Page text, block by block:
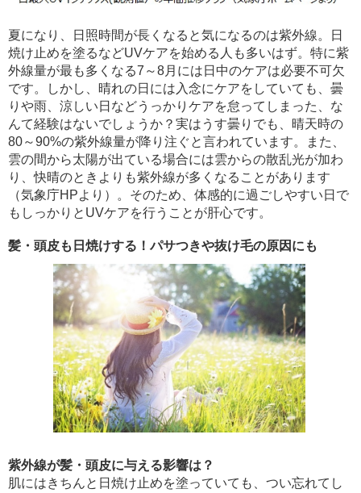
夏になり、日照時間が長くなると気になるのは紫外線。日
焼け止めを塗るなどUVケアを始める人も多いはず。特に紫
外線量が最も多くなる7～8月には日中のケアは必要不可欠
です。しかし、晴れの日には入念にケアをしていても、曇
りや雨、涼しい日などうっかりケアを怠ってしまった、な
んて経験はないでしょうか？実はうす曇りでも、晴天時の
80～90%の紫外線量が降り注ぐと言われています。また、
雲の間から太陽が出ている場合には雲からの散乱光が加わ
り、快晴のときよりも紫外線が多くなることがあります
（気象庁HPより）。そのため、体感的に過ごしやすい日で
もしっかりとUVケアを行うことが肝心です。
髪・頭皮も日焼けする！パサつきや抜け毛の原因にも
紫外線が髪・頭皮に与える影響は？
肌にはきちんと日焼け止めを塗っていても、つい忘れてし